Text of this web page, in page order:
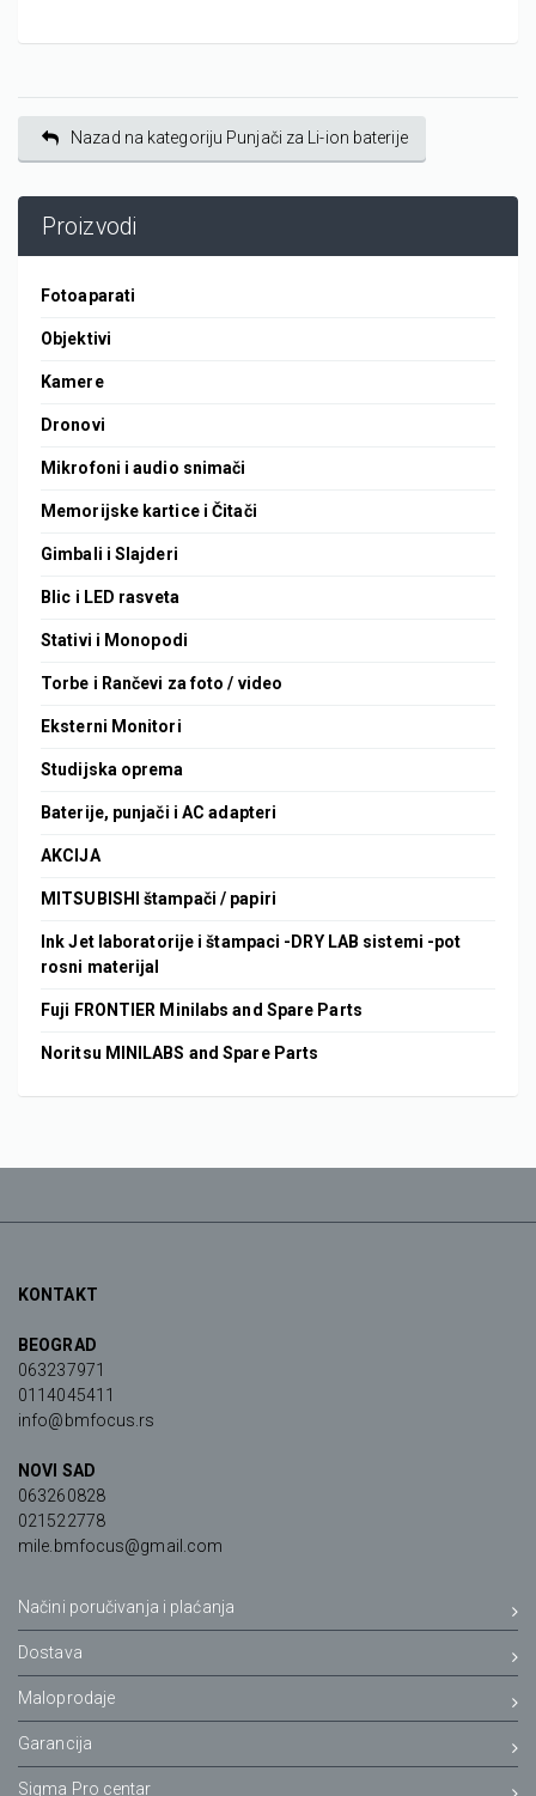
Nazad na kategoriju Punjači za Li-ion baterije
Proizvodi
Fotoaparati
Objektivi
Kamere
Dronovi
Mikrofoni i audio snimači
Memorijske kartice i Čitači
Gimbali i Slajderi
Blic i LED rasveta
Stativi i Monopodi
Torbe i Rančevi za foto / video
Eksterni Monitori
Studijska oprema
Baterije, punjači i AC adapteri
AKCIJA
MITSUBISHI štampači / papiri
Ink Jet laboratorije i štampaci -DRY LAB sistemi -pot
rosni materijal
Fuji FRONTIER Minilabs and Spare Parts
Noritsu MINILABS and Spare Parts
KONTAKT
BEOGRAD
063237971
0114045411
info@bmfocus.rs
NOVI SAD
063260828
021522778
mile.bmfocus@gmail.com
Načini poručivanja i plaćanja
Dostava
Maloprodaje
Garancija
Sigma Pro centar